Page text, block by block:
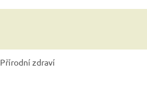
Přírodní zdraví